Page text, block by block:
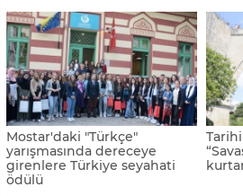
Mostar'daki "Türkçe"
yarışmasında dereceye
girenlere Türkiye seyahati
ödülü